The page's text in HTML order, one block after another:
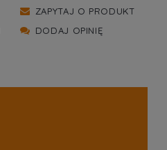
ZAPYTAJ O PRODUKT
DODAJ OPINIĘ